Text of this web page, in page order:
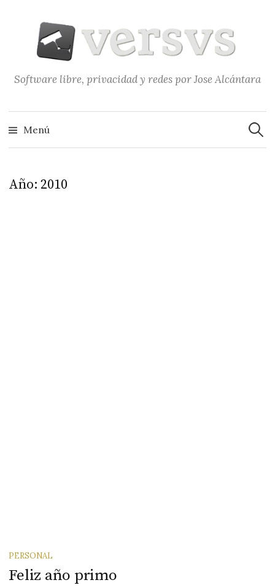
contenido
Software libre, privacidad y redes por Jose Alcántara
Menú
Año:2010
PERSONAL
Feliz año primo